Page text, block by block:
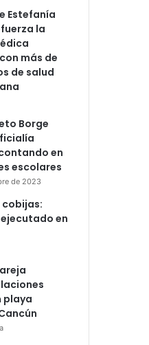
Estefanía
la
más de
de salud
Borge
en
escolares
de 2023
cobijas:
en
playa